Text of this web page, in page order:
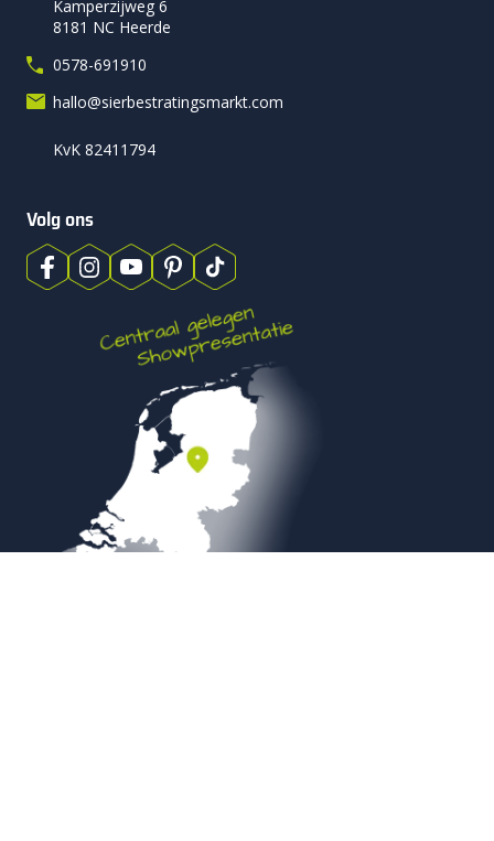
Kamperzijweg 6
8181 NC Heerde
0578-691910
hallo@sierbestratingsmarkt.com
KvK 82411794
Volg ons